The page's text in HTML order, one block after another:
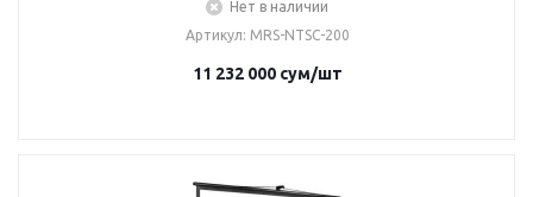
Нет в наличии
Артикул: MRS-NTSC-200
11 232 000сум/шт